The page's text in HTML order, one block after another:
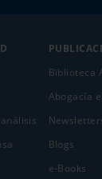
Biblioteca
Abogacía
Blogs
e-Books